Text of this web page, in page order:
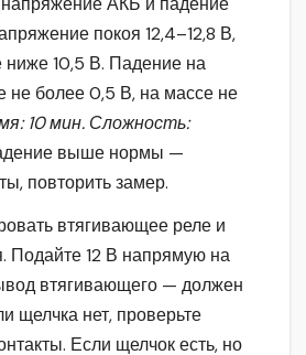
покоя 12,4–12,8 В,
ниже 10,5 В. Падение на
не более 0,5 В, на массе не
10 мин. Сложность:
выше нормы —
повторить замер.
втягивающее реле и
Подайте 12 В напрямую на
втягивающего — должен
щелчка нет, проверьте
Если щелчок есть, но